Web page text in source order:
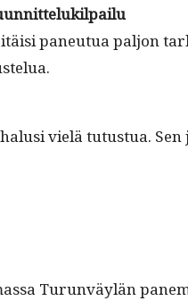
paneu­tua paljon
vielä tutus­tua.
Turun­väylän